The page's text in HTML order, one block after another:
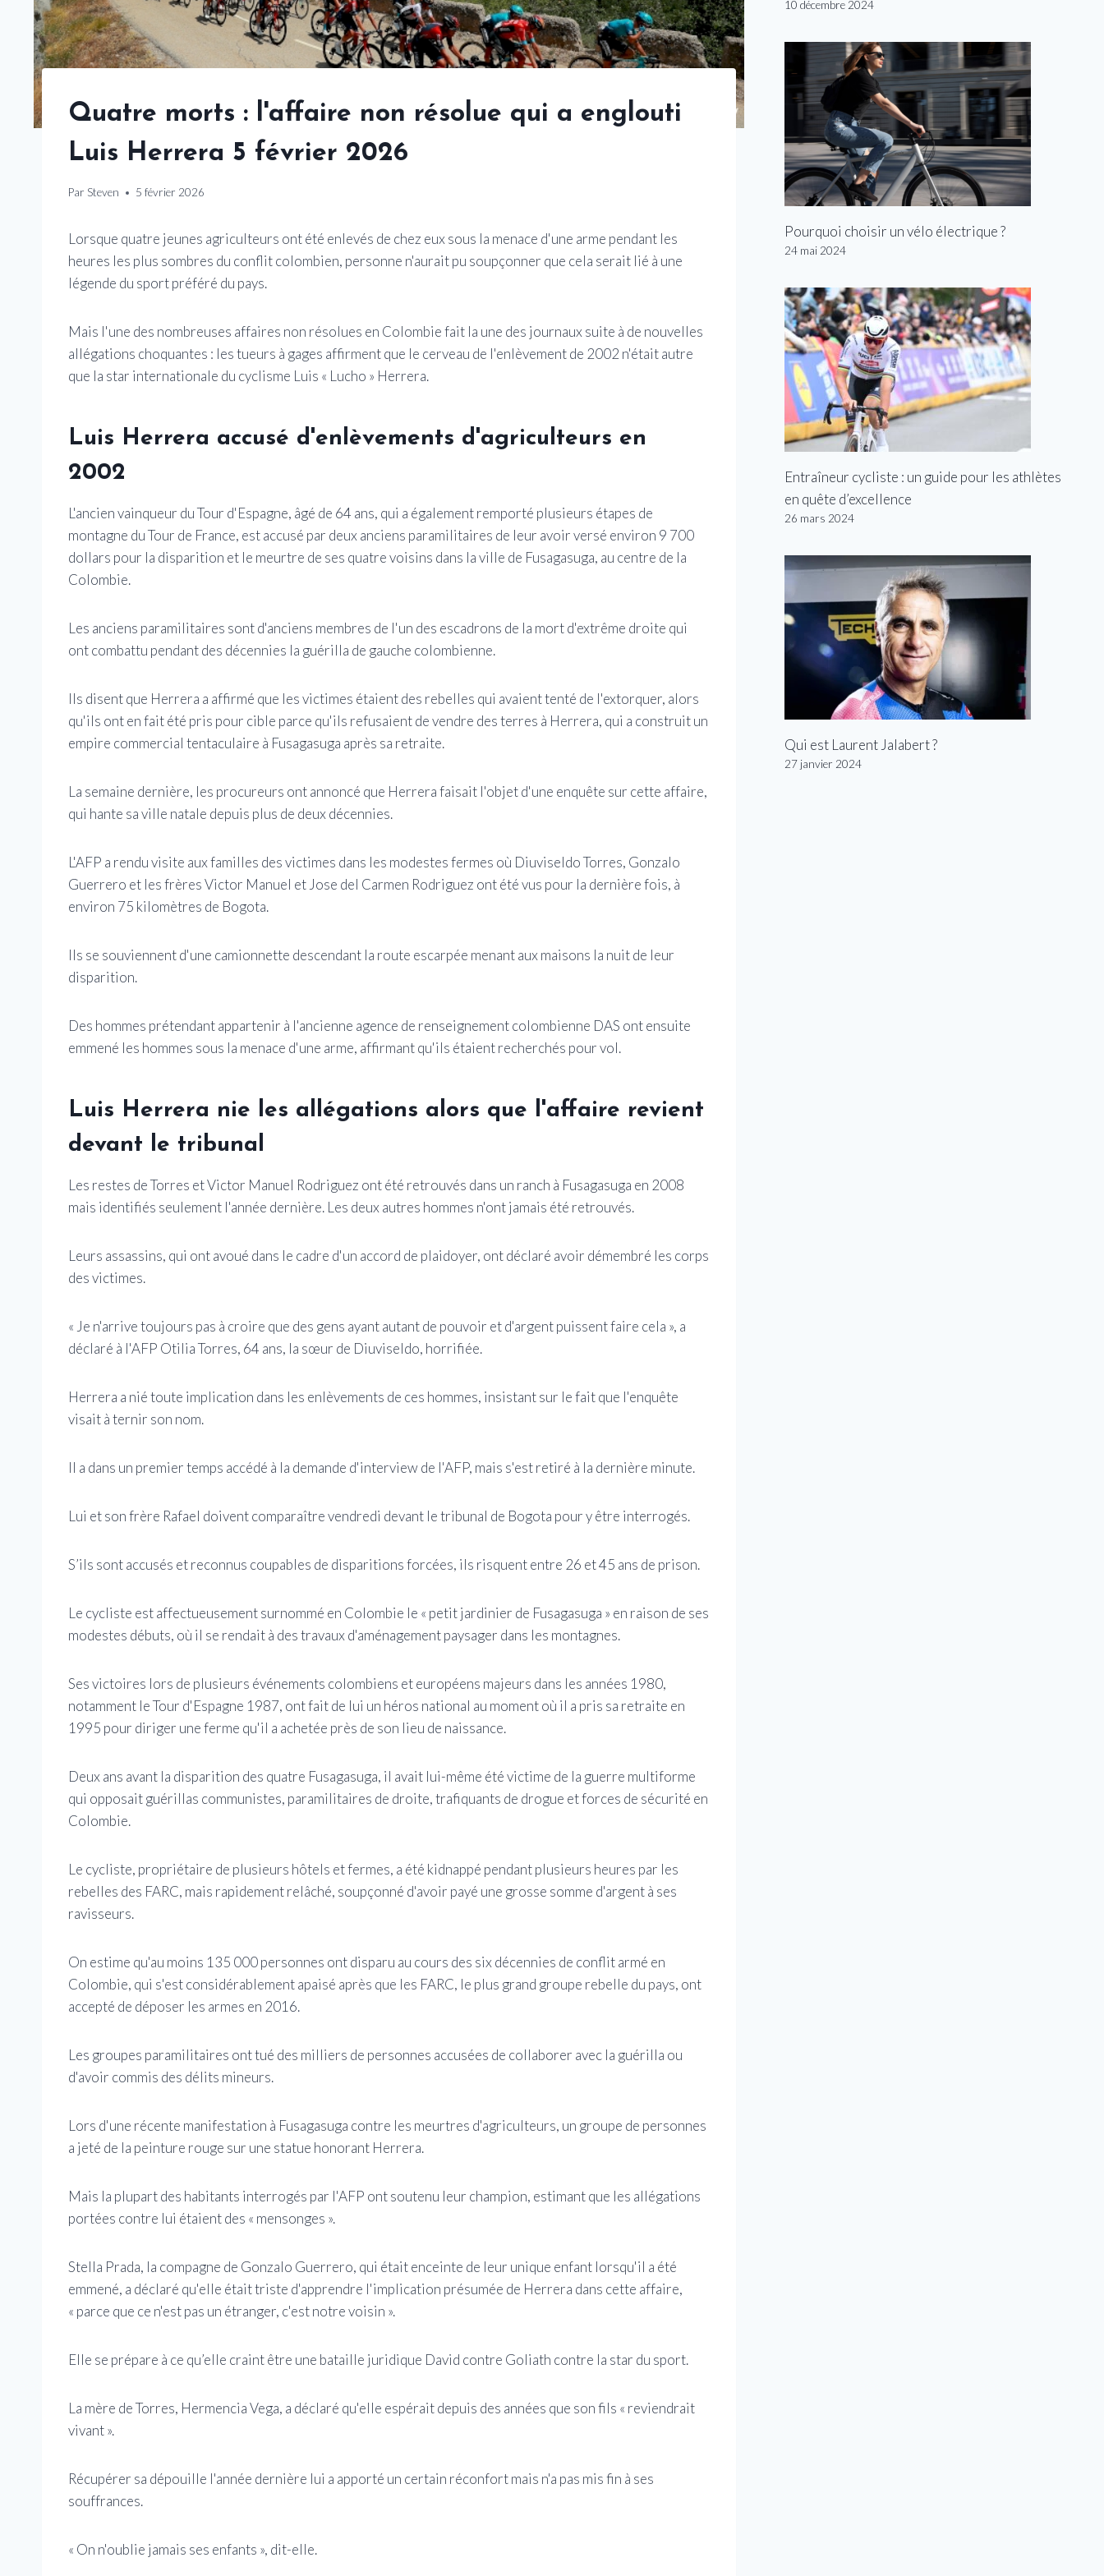
Quatre morts : l'affaire non résolue qui a englouti
Luis Herrera 5 février 2026
Par Steven 5 février 2026
Lorsque quatre jeunes agriculteurs ont été enlevés de chez eux sous la menace d'une arme pendant les
heures les plus sombres du conflit colombien, personne n'aurait pu soupçonner que cela serait lié à une
légende du sport préféré du pays.
Mais l'une des nombreuses affaires non résolues en Colombie fait la une des journaux suite à de nouvelles
allégations choquantes : les tueurs à gages affirment que le cerveau de l'enlèvement de 2002 n'était autre
que la star internationale du cyclisme Luis « Lucho » Herrera.
Luis Herrera accusé d'enlèvements d'agriculteurs en
2002
L'ancien vainqueur du Tour d'Espagne, âgé de 64 ans, qui a également remporté plusieurs étapes de
montagne du Tour de France, est accusé par deux anciens paramilitaires de leur avoir versé environ 9 700
dollars pour la disparition et le meurtre de ses quatre voisins dans la ville de Fusagasuga, au centre de la
Colombie.
Les anciens paramilitaires sont d'anciens membres de l'un des escadrons de la mort d'extrême droite qui
ont combattu pendant des décennies la guérilla de gauche colombienne.
Ils disent que Herrera a affirmé que les victimes étaient des rebelles qui avaient tenté de l'extorquer, alors
qu'ils ont en fait été pris pour cible parce qu'ils refusaient de vendre des terres à Herrera, qui a construit un
empire commercial tentaculaire à Fusagasuga après sa retraite.
La semaine dernière, les procureurs ont annoncé que Herrera faisait l'objet d'une enquête sur cette affaire,
qui hante sa ville natale depuis plus de deux décennies.
L'AFP a rendu visite aux familles des victimes dans les modestes fermes où Diuviseldo Torres, Gonzalo
Guerrero et les frères Victor Manuel et Jose del Carmen Rodriguez ont été vus pour la dernière fois, à
environ 75 kilomètres de Bogota.
Ils se souviennent d'une camionnette descendant la route escarpée menant aux maisons la nuit de leur
disparition.
Des hommes prétendant appartenir à l'ancienne agence de renseignement colombienne DAS ont ensuite
emmené les hommes sous la menace d'une arme, affirmant qu'ils étaient recherchés pour vol.
Luis Herrera nie les allégations alors que l'affaire revient
devant le tribunal
Les restes de Torres et Victor Manuel Rodriguez ont été retrouvés dans un ranch à Fusagasuga en 2008
mais identifiés seulement l'année dernière. Les deux autres hommes n'ont jamais été retrouvés.
Leurs assassins, qui ont avoué dans le cadre d'un accord de plaidoyer, ont déclaré avoir démembré les corps
des victimes.
« Je n'arrive toujours pas à croire que des gens ayant autant de pouvoir et d'argent puissent faire cela », a
déclaré à l'AFP Otilia Torres, 64 ans, la sœur de Diuviseldo, horrifiée.
Herrera a nié toute implication dans les enlèvements de ces hommes, insistant sur le fait que l'enquête
visait à ternir son nom.
Il a dans un premier temps accédé à la demande d'interview de l'AFP, mais s'est retiré à la dernière minute.
Lui et son frère Rafael doivent comparaître vendredi devant le tribunal de Bogota pour y être interrogés.
S’ils sont accusés et reconnus coupables de disparitions forcées, ils risquent entre 26 et 45 ans de prison.
Le cycliste est affectueusement surnommé en Colombie le « petit jardinier de Fusagasuga » en raison de ses
modestes débuts, où il se rendait à des travaux d'aménagement paysager dans les montagnes.
Ses victoires lors de plusieurs événements colombiens et européens majeurs dans les années 1980,
notamment le Tour d'Espagne 1987, ont fait de lui un héros national au moment où il a pris sa retraite en
1995 pour diriger une ferme qu'il a achetée près de son lieu de naissance.
Deux ans avant la disparition des quatre Fusagasuga, il avait lui-même été victime de la guerre multiforme
qui opposait guérillas communistes, paramilitaires de droite, trafiquants de drogue et forces de sécurité en
Colombie.
Le cycliste, propriétaire de plusieurs hôtels et fermes, a été kidnappé pendant plusieurs heures par les
rebelles des FARC, mais rapidement relâché, soupçonné d'avoir payé une grosse somme d'argent à ses
ravisseurs.
On estime qu'au moins 135 000 personnes ont disparu au cours des six décennies de conflit armé en
Colombie, qui s'est considérablement apaisé après que les FARC, le plus grand groupe rebelle du pays, ont
accepté de déposer les armes en 2016.
Les groupes paramilitaires ont tué des milliers de personnes accusées de collaborer avec la guérilla ou
d'avoir commis des délits mineurs.
Lors d'une récente manifestation à Fusagasuga contre les meurtres d'agriculteurs, un groupe de personnes
a jeté de la peinture rouge sur une statue honorant Herrera.
Mais la plupart des habitants interrogés par l'AFP ont soutenu leur champion, estimant que les allégations
portées contre lui étaient des « mensonges ».
Stella Prada, la compagne de Gonzalo Guerrero, qui était enceinte de leur unique enfant lorsqu'il a été
emmené, a déclaré qu'elle était triste d'apprendre l'implication présumée de Herrera dans cette affaire,
« parce que ce n'est pas un étranger, c'est notre voisin ».
Elle se prépare à ce qu’elle craint être une bataille juridique David contre Goliath contre la star du sport.
La mère de Torres, Hermencia Vega, a déclaré qu'elle espérait depuis des années que son fils « reviendrait
vivant ».
Récupérer sa dépouille l'année dernière lui a apporté un certain réconfort mais n'a pas mis fin à ses
souffrances.
« On n'oublie jamais ses enfants », dit-elle.
10 décembre 2024
Pourquoi choisir un vélo électrique ?
24 mai 2024
Entraîneur cycliste : un guide pour les athlètes
en quête d’excellence
26 mars 2024
Qui est Laurent Jalabert ?
27 janvier 2024